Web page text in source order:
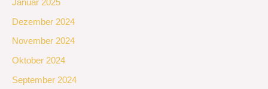
Januar 2025
Dezember 2024
November 2024
Oktober 2024
September 2024